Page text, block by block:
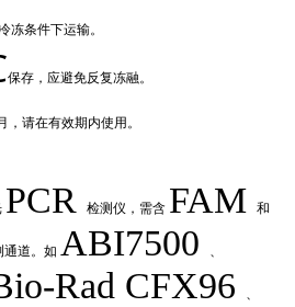
冻条件下运输。
保存，应避免反复冻融。
，请在有效期内使用 。
PCR 检测仪，需含 FAM 和
通道。如ABI7500 、
Rad CFX96 、